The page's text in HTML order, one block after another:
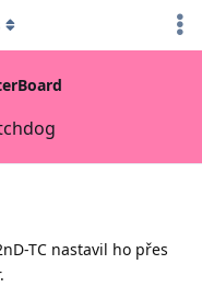
TC nastavil ho přes